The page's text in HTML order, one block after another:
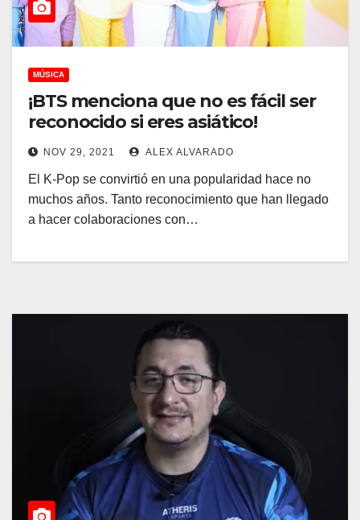
MÚSICA
¡BTS menciona que no es fácil ser
reconocido si eres asiático!
NOV 29, 2021 ALEX ALVARADO
El K-Pop se convirtió en una popularidad hace no
muchos años. Tanto reconocimiento que han llegado
a hacer colaboraciones con…